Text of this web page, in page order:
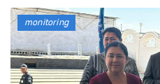
monitoring